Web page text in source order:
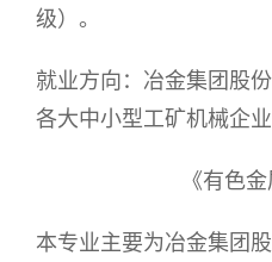
级）。
就业方向：冶金集团股
各大中小型工矿机械企
《有色
本专业主要为冶金集团